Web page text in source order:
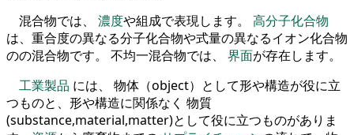
混合物では、 濃度や組成で表現します。 高分子化合物
は、重合度の異なる分子化合物や式量の異なるイオン化合物
のの混合物です。 不均一混合物では、 界面が存在します。
工業製品 には、 物体（object）として形や構造が役に立
つものと、形や構造に関係なく 物質
(substance,material,matter)として役に立つものがありま